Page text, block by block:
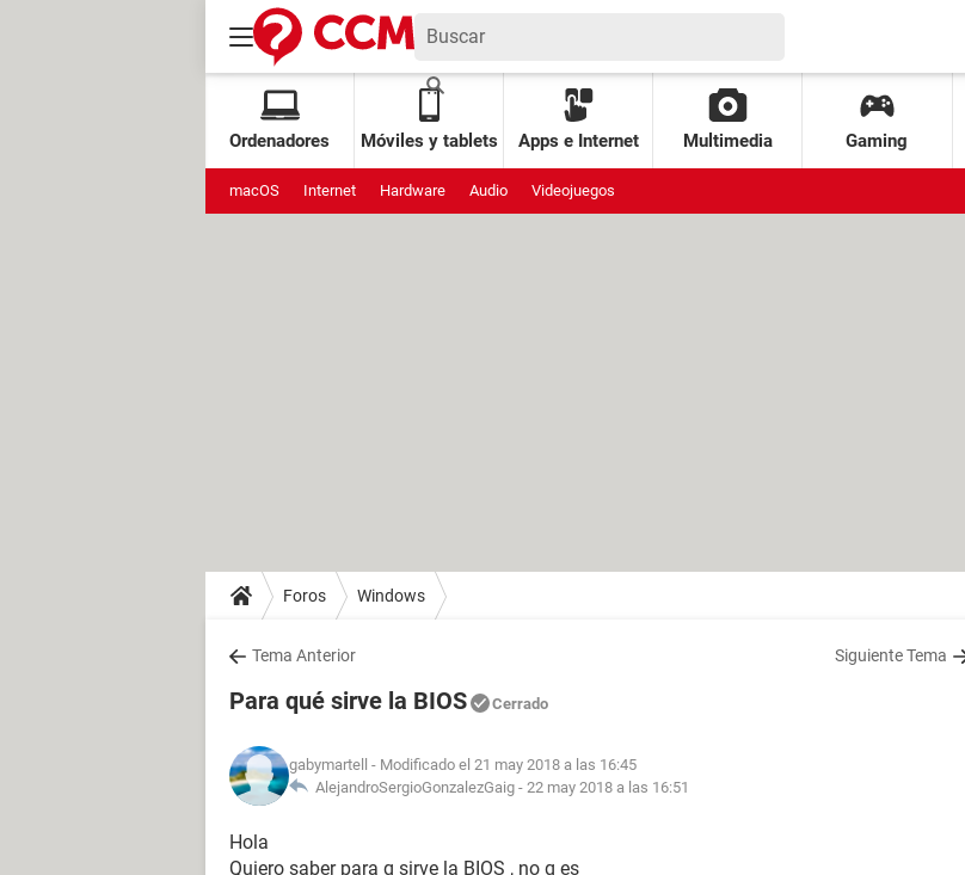
Ordenadores Móviles y tablets Apps e Internet Multimedia Gaming
macOS Internet Hardware Audio Videojuegos
Foros Windows
Tema Anterior Siguiente Tema
Para qué sirve la BIOS Cerrado
gabymartell - Modificado el 21 may 2018 a las 16:45
AlejandroSergioGonzalezGaig - 22 may 2018 a las 16:51
Hola
Quiero saber para q sirve la BIOS , no q es